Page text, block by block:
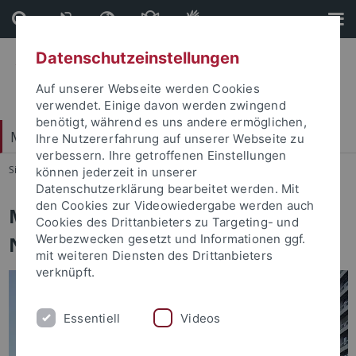
Direkt
zum
Inhalt
Direkt
zur
Fußleiste
Mathematisch-Naturwissenschaftliche Fakultät
Sie sind hier: Startseite ... Fakultät
Mathematisch-
Naturwissenschaftliche Fakultät
Datenschutzeinstellungen
Auf unserer Webseite werden Cookies
verwendet. Einige davon werden zwingend
benötigt, während es uns andere ermöglichen,
Ihre Nutzererfahrung auf unserer Webseite zu
verbessern. Ihre getroffenen Einstellungen
können jederzeit in unserer
Datenschutzerklärung bearbeitet werden. Mit
den Cookies zur Videowiedergabe werden auch
Cookies des Drittanbieters zu Targeting- und
Werbezwecken gesetzt und Informationen ggf.
mit weiteren Diensten des Drittanbieters
verknüpft.
Essentiell Videos